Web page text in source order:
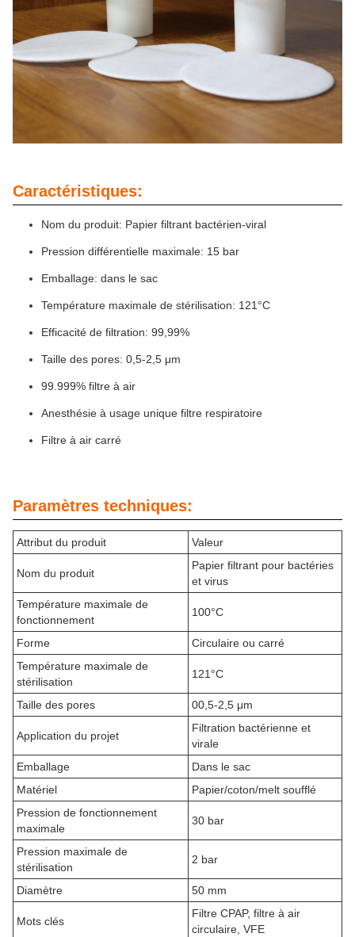
Caractéristiques:
Nom du produit: Papier filtrant bactérien-viral
Pression différentielle maximale: 15 bar
Emballage: dans le sac
Température maximale de stérilisation: 121°C
Efficacité de filtration: 99,99%
Taille des pores: 0,5-2,5 μm
99.999% filtre à air
Anesthésie à usage unique filtre respiratoire
Filtre à air carré
Paramètres techniques:
Attribut du produit Valeur
Nom du produit
Papier filtrant pour bactéries
et virus
Température maximale de
fonctionnement
100°C
Forme
Circulaire ou carré
Température maximale de
stérilisation
121°C
Taille des pores 00,5-2,5 μm
Application du projet
Filtration bactérienne et
virale
Emballage
Dans le sac
Matériel
Papier/coton/melt soufflé
Pression de fonctionnement
maximale
30 bar
Pression maximale de
stérilisation
2 bar
Diamètre 50 mm
Mots clés
Filtre CPAP, filtre à air
circulaire, VFE